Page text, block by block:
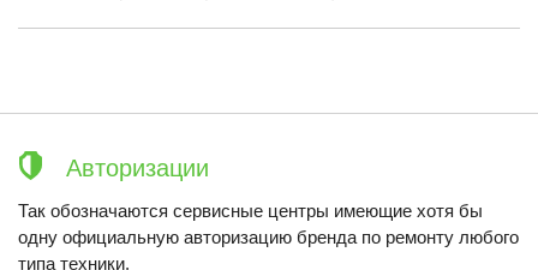
Авторизации
Так обозначаются сервисные центры имеющие хотя бы
одну официальную авторизацию бренда по ремонту любого
типа техники.